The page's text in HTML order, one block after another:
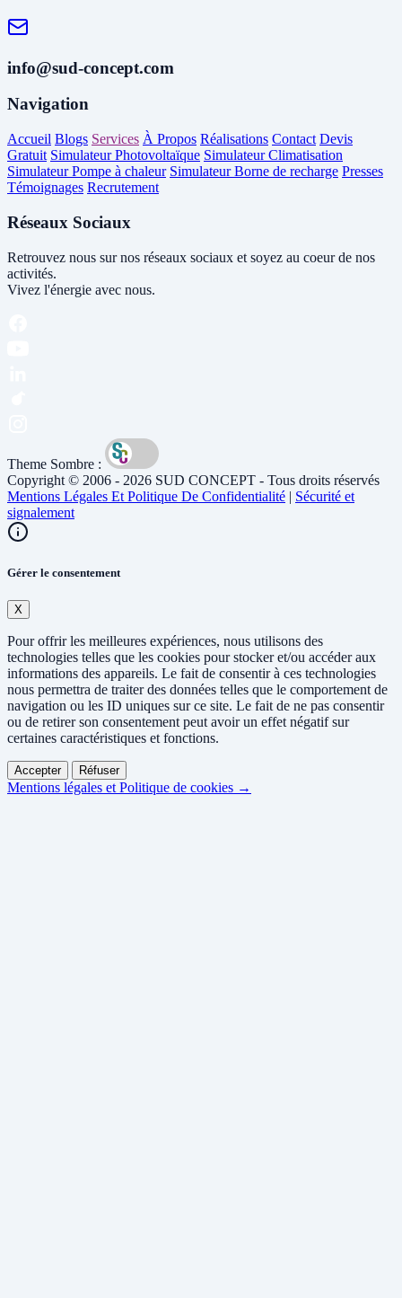
info@sud-concept.com
Navigation
Accueil Blogs Services À Propos Réalisations Contact Devis
Gratuit Simulateur Photovoltaïque Simulateur Climatisation
Simulateur Pompe à chaleur Simulateur Borne de recharge Presses
Témoignages Recrutement
Réseaux Sociaux
Retrouvez nous sur nos réseaux sociaux et soyez au coeur de nos
activités.
Vivez l'énergie avec nous.
Theme Sombre :
Copyright © 2006 - 2026 SUD CONCEPT - Tous droits réservés
Mentions Légales Et Politique De Confidentialité | Sécurité et
signalement
Gérer le consentement
X
Pour offrir les meilleures expériences, nous utilisons des
technologies telles que les cookies pour stocker et/ou accéder aux
informations des appareils. Le fait de consentir à ces technologies
nous permettra de traiter des données telles que le comportement de
navigation ou les ID uniques sur ce site. Le fait de ne pas consentir
ou de retirer son consentement peut avoir un effet négatif sur
certaines caractéristiques et fonctions.
Accepter Réfuser
Mentions légales et Politique de cookies →